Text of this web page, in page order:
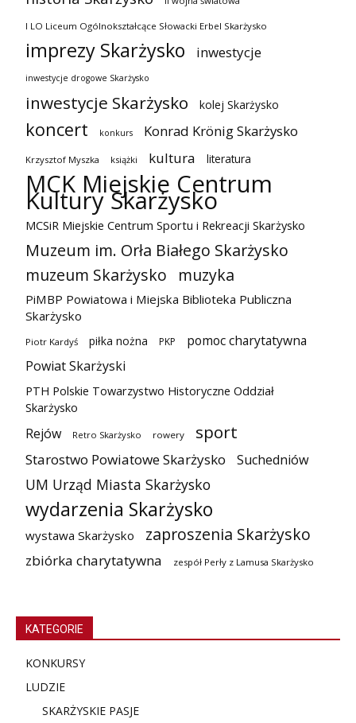
I LO Liceum Ogólnokształcące Słowacki Erbel Skarżysko
imprezy Skarżysko inwestycje
inwestycje drogowe Skarżysko
inwestycje Skarżysko kolej Skarżysko
koncert konkurs Konrad Krönig Skarżysko
Krzysztof Myszka książki kultura literatura
MCK Miejskie Centrum
Kultury Skarżysko
MCSiR Miejskie Centrum Sportu i Rekreacji Skarżysko
Muzeum im. Orła Białego Skarżysko
muzeum Skarżysko
muzyka
PiMBP Powiatowa i Miejska Biblioteka Publiczna
Skarżysko
Piotr Kardyś piłka nożna PKP
pomoc charytatywna
Powiat Skarżyski
PTH Polskie Towarzystwo Historyczne Oddział
Skarżysko
Rejów Retro Skarżysko rowery sport
Starostwo Powiatowe Skarżysko Suchedniów
UM Urząd Miasta Skarżysko
wydarzenia Skarżysko
wystawa Skarżysko zaproszenia Skarżysko
zbiórka charytatywna zespół Perły z Lamusa Skarżysko
KATEGORIE
KONKURSY
LUDZIE
SKARŻYSKIE PASJE